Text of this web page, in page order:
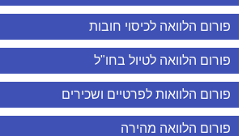
פורום הלוואה לכיסוי חובות
פורום הלוואה לטיול בחו"ל
פורום הלוואות לפרטיים ושכירים
פורום הלוואה מהירה